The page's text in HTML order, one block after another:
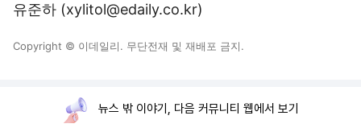
유준하 (xylitol@edaily.co.kr)
Copyright © 이데일리. 무단전재 및 재배포 금지.
뉴스 밖 이야기, 다음 커뮤니티 웹에서 보기